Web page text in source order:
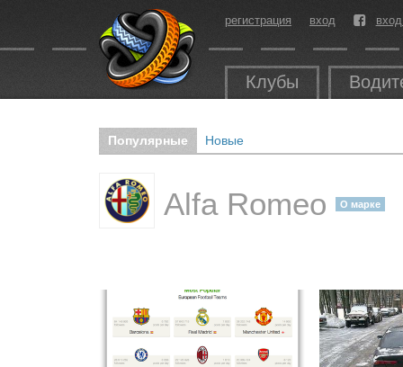
регистрация вход
Клубы
Популярные Новые
Alfa Romeo О марке